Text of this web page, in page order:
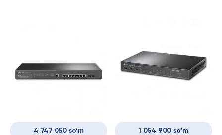
4 747 050 so‘m 1 054 900 so‘m